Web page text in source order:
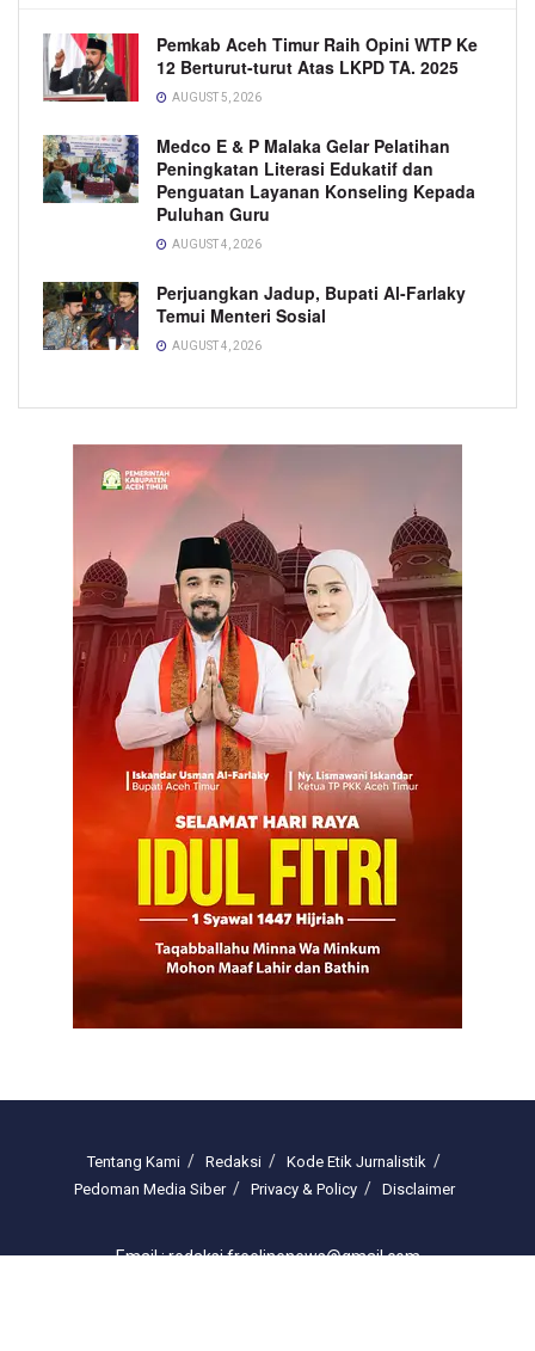
Pemkab Aceh Timur Raih Opini WTP Ke
12 Berturut-turut Atas LKPD TA. 2025
AUGUST 5, 2026
Medco E & P Malaka Gelar Pelatihan
Peningkatan Literasi Edukatif dan
Penguatan Layanan Konseling Kepada
Puluhan Guru
AUGUST 4, 2026
Perjuangkan Jadup, Bupati Al-Farlaky
Temui Menteri Sosial
AUGUST 4, 2026
Tentang Kami Redaksi
Kode Etik Jurnalistik
Pedoman Media Siber
Privacy & Policy Disclaimer
Email : redaksi.freelinenews@gmail.com